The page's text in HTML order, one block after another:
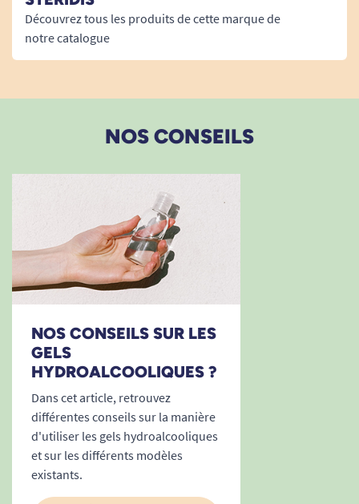
A. Anonymous
Efficacité à voir sur le long terme
génial surtout pour des hypocondriaques comme moi
A. Anonymous
1
Découvrez tous les produits de cette marque de
notre catalogue
NOS CONSEILS
NOS CONSEILS SUR LES
GELS
HYDROALCOOLIQUES ?
Dans cet article, retrouvez
différentes conseils sur la manière
d'utiliser les gels hydroalcooliques
et sur les différents modèles
existants.